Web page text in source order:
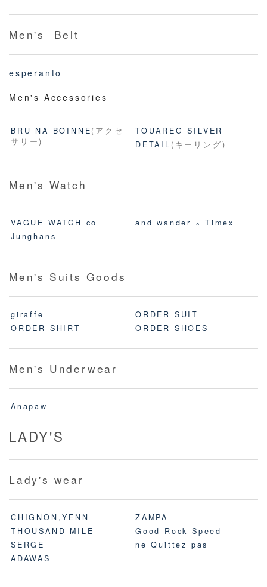
Men's Belt
esperanto
Men's Accessories
BRU NA BOINNE(アクセ
サリー)
TOUAREG SILVER
DETAIL (キーリング)
Men's Watch
VAGUE WATCH co
and wander × Timex
Junghans
Men's Suits Goods
giraffe
ORDER SUIT
ORDER SHIRT
ORDER SHOES
Men's Underwear
Anapaw
LADY'S
Lady's wear
CHIGNON,YENN
ZAMPA
THOUSAND MILE
Good Rock Speed
SERGE
ne Quittez pas
ADAWAS